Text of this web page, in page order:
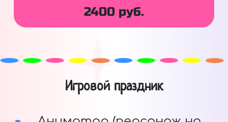
2400 руб.
Игровой праздник